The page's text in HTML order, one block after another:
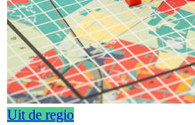
Uit de regio